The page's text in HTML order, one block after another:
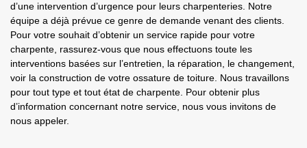
d’une intervention d’urgence pour leurs charpenteries. Notre
équipe a déjà prévue ce genre de demande venant des clients.
Pour votre souhait d’obtenir un service rapide pour votre
charpente, rassurez-vous que nous effectuons toute les
interventions basées sur l’entretien, la réparation, le changement,
voir la construction de votre ossature de toiture. Nous travaillons
pour tout type et tout état de charpente. Pour obtenir plus
d’information concernant notre service, nous vous invitons de
nous appeler.